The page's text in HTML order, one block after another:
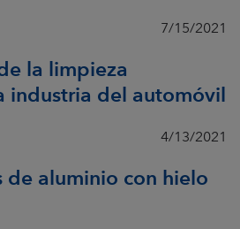
7/15/2021
la limpieza
industria del automóvil
4/13/2021
de aluminio con hielo